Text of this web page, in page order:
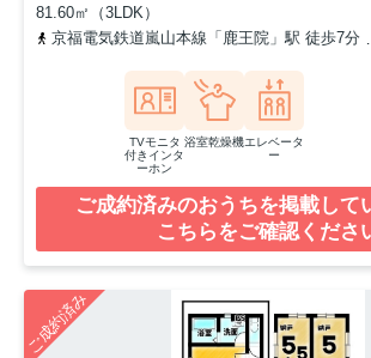
81.60㎡（3LDK）
京福電気鉄道嵐山本線「鹿王院」駅 徒歩7分
TVモニタ
付きインタ
ーホン
浴室乾燥機エレベータ
ー
ご成約済みのおうちを掲載して
こちらをご確認くださ
ご成約済み